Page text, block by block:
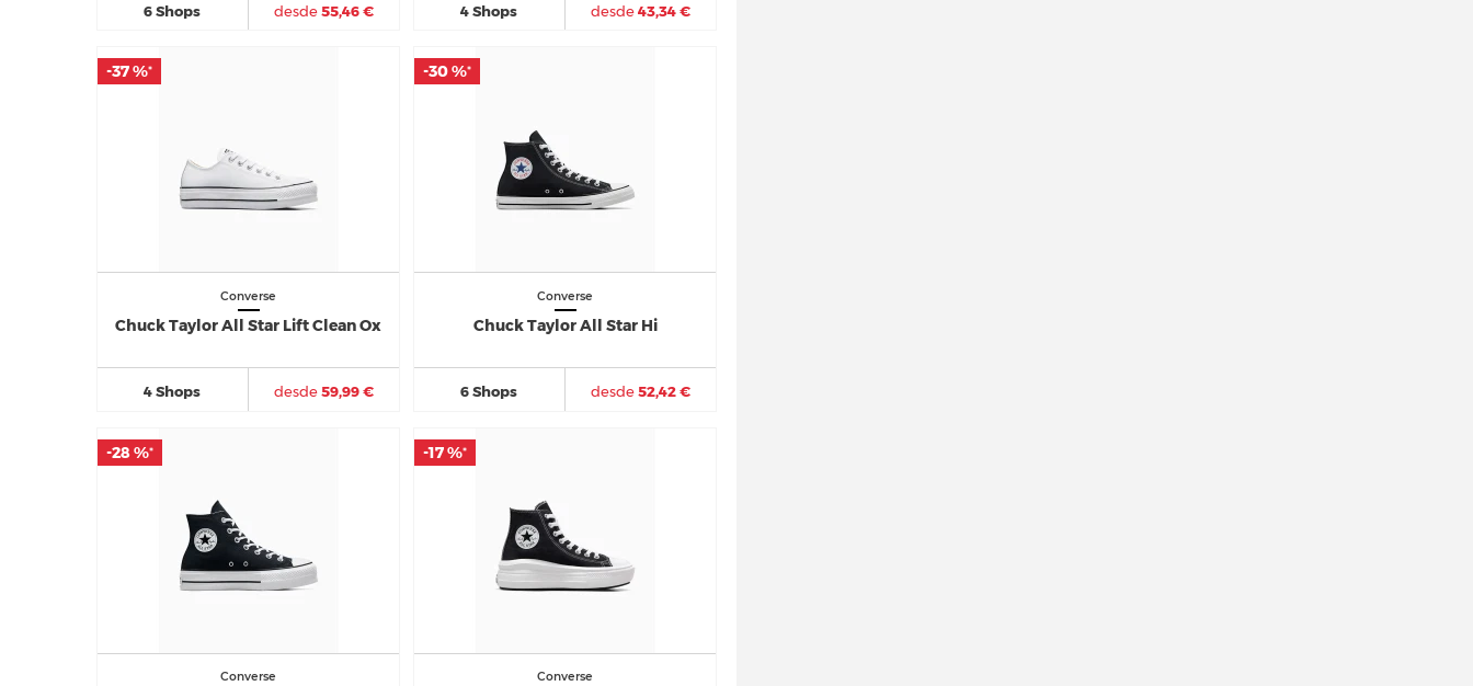
6 Shops desde55,46 € 4 Shops desde43,34 €
Converse
Chuck Taylor All Star Lift Clean Ox
4 Shops desde59,99 €
-37 %*
-37 %*
Converse
Chuck Taylor All Star Hi
6 Shops desde52,42 €
-30 %*
-30 %*
Converse
-28 %*
-28 %*
Converse
-17 %*
-17 %*